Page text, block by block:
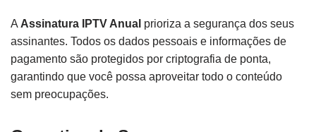
A Assinatura IPTV Anual prioriza a segurança dos seus
assinantes. Todos os dados pessoais e informações de
pagamento são protegidos por criptografia de ponta,
garantindo que você possa aproveitar todo o conteúdo
sem preocupações.